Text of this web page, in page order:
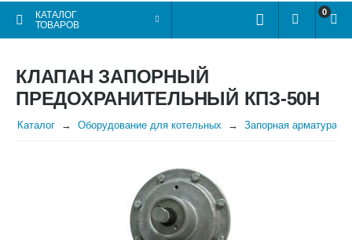
КАТАЛОГ
ТОВАРОВ
0
КЛАПАН ЗАПОРНЫЙ
ПРЕДОХРАНИТЕЛЬНЫЙ КПЗ-50Н
Каталог Оборудование для котельных Запорная арматура